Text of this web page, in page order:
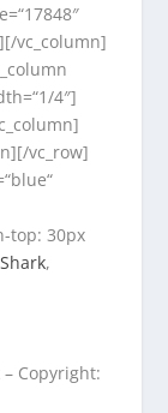
vc_column]
4″]
vc_row]
top: 30px
,
Copyright: